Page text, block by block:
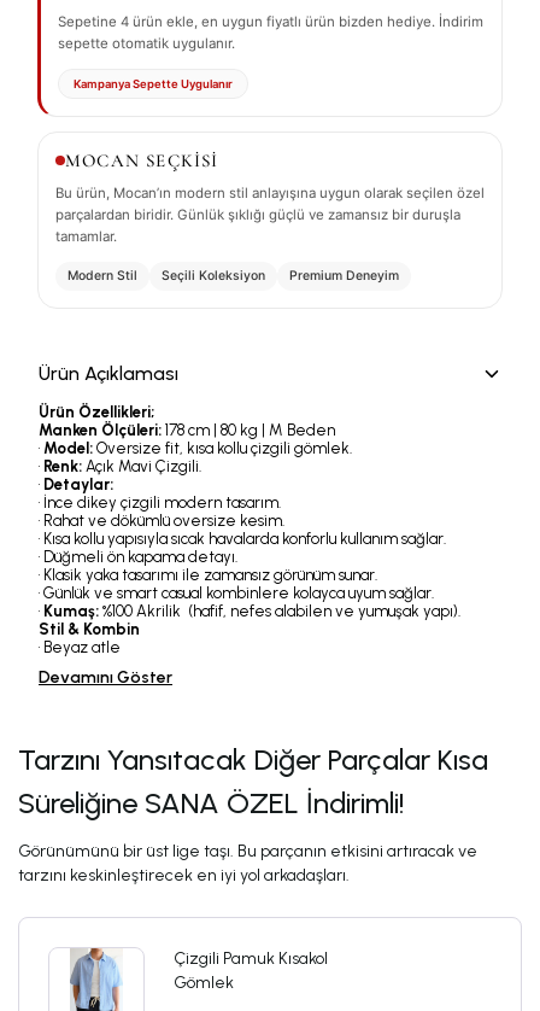
Sepetine 4 ürün ekle, en uygun fiyatlı ürün bizden hediye. İndirim
sepette otomatik uygulanır.
Kampanya Sepette Uygulanır
MOCAN SEÇKİSİ
Bu ürün, Mocan’ın modern stil anlayışına uygun olarak seçilen özel
parçalardan biridir. Günlük şıklığı güçlü ve zamansız bir duruşla
tamamlar.
Modern Stil Seçili Koleksiyon Premium Deneyim
Ürün Açıklaması
Ürün Özellikleri;
Manken Ölçüleri: 178 cm | 80 kg | M Beden
• Model: Oversize fit, kısa kollu çizgili gömlek.
• Renk: Açık Mavi Çizgili.
• Detaylar:
• İnce dikey çizgili modern tasarım.
• Rahat ve dökümlü oversize kesim.
• Kısa kollu yapısıyla sıcak havalarda konforlu kullanım sağlar.
• Düğmeli ön kapama detayı.
• Klasik yaka tasarımı ile zamansız görünüm sunar.
• Günlük ve smart casual kombinlere kolayca uyum sağlar.
• Kumaş: %100 Akrilik (hafif, nefes alabilen ve yumuşak yapı).
Stil & Kombin
• Beyaz atle
Devamını Göster
Tarzını Yansıtacak Diğer Parçalar Kısa
Süreliğine SANA ÖZEL İndirimli!
Görünümünü bir üst lige taşı. Bu parçanın etkisini artıracak ve
tarzını keskinleştirecek en iyi yol arkadaşları.
Çizgili Pamuk Kısakol
Gömlek